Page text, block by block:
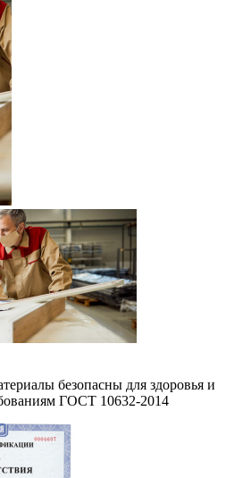
безопасны для здоровья и
ГОСТ 10632-2014